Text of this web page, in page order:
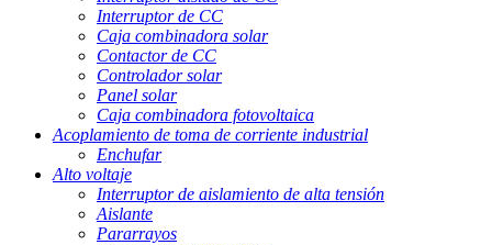
Interruptor de CC
Caja combinadora solar
Contactor de CC
Controlador solar
Panel solar
Caja combinadora fotovoltaica
Acoplamiento de toma de corriente industrial
Enchufar
Alto voltaje
Interruptor de aislamiento de alta tensión
Aislante
Pararrayos